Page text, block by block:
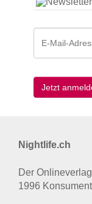
Nightlife.ch
Der
1996